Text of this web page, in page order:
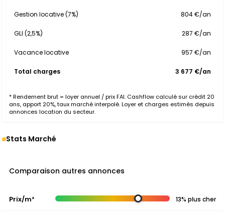
Gestion locative (7%) 804 €/an
GLI (2,5%) 287 €/an
Vacance locative 957 €/an
Total charges 3 677 €/an
* Rendement brut = loyer annuel / prix FAI. Cashflow calculé sur crédit 20
ans, apport 20%, taux marché interpolé. Loyer et charges estimés depuis
annonces location du secteur.
Stats Marché
Comparaison autres annonces
Prix/m² 13% plus cher